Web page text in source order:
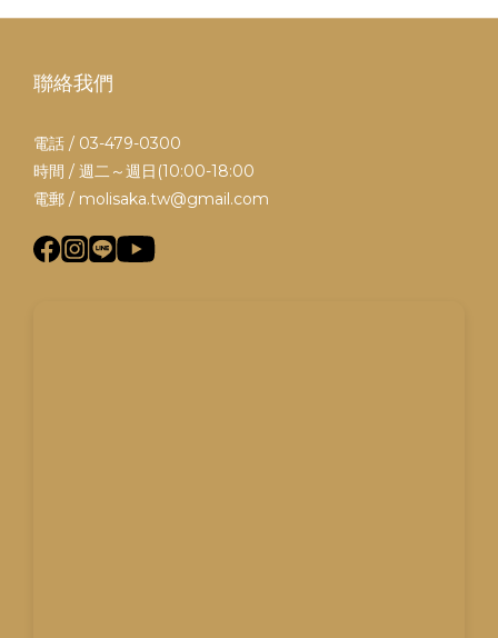
聯絡我們
電話 / 03-479-0300
時間 / 週二～週日(10:00-18:00
電郵 / molisaka.tw@gmail.com